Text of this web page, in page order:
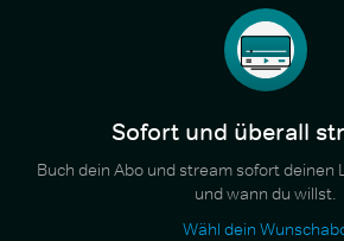
Sofort und überall
Buch dein Abo und stream sofort deinen
und wann du willst.
Wähl dein